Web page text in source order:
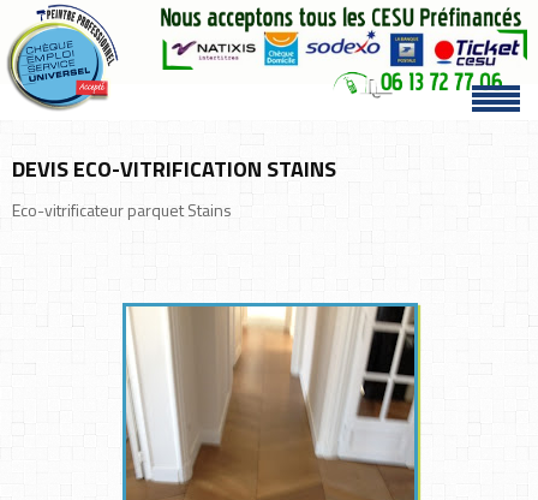
DEVIS ECO-VITRIFICATION STAINS
Eco-vitrificateur parquet Stains